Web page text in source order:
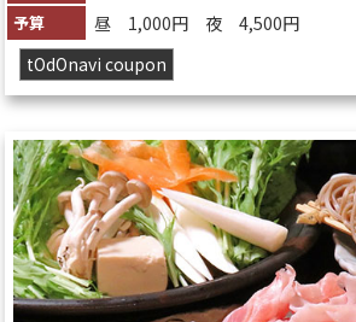
予算
昼 1,000円 夜 4,500円
tOdOnavi coupon